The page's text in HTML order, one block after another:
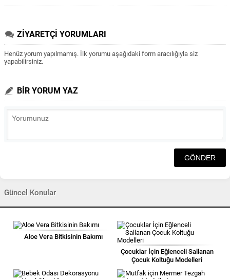
ZİYARETÇİ YORUMLARI
Henüz yorum yapılmamış. İlk yorumu aşağıdaki form aracılığıyla siz
yapabilirsiniz.
BİR YORUM YAZ
Güncel Konular
Aloe Vera Bitkisinin Bakımı
Çocuklar İçin Eğlenceli Sallanan
Çocuk Koltuğu Modelleri